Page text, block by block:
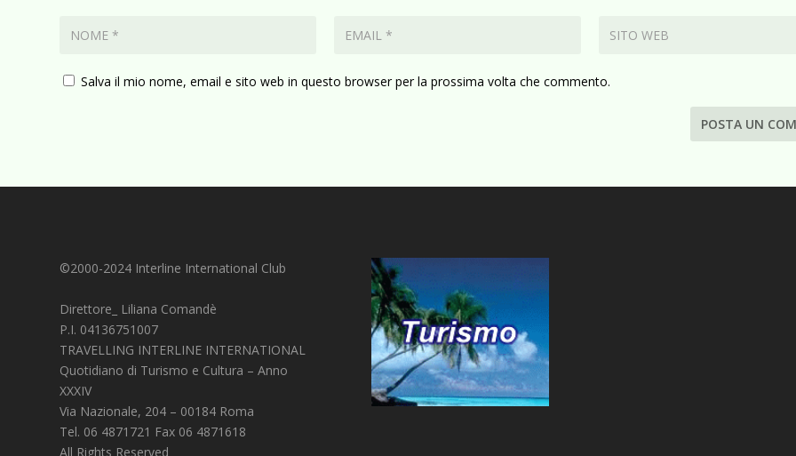
Salva il mio nome, email e sito web in questo browser per la prossima volta che commento.
©2000-2024 Interline International Club
Direttore_ Liliana Comandè
P.I. 04136751007
TRAVELLING INTERLINE INTERNATIONAL
Quotidiano di Turismo e Cultura – Anno
XXXIV
Via Nazionale, 204 – 00184 Roma
Tel. 06 4871721 Fax 06 4871618
All Rights Reserved